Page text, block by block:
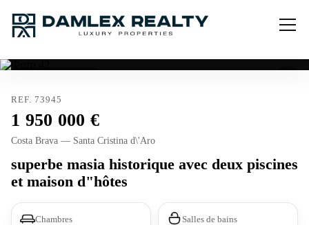
REF. 73945
1 950 000
Costa Brava — Santa Cristina d\'Aro
superbe masia historique avec deux piscines
et maison d"hôtes
Chambres Salles de bains